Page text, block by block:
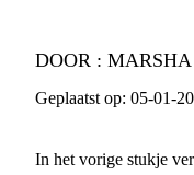
DOOR : MARSHA
Geplaatst op: 05-01-
In het vorige stukje